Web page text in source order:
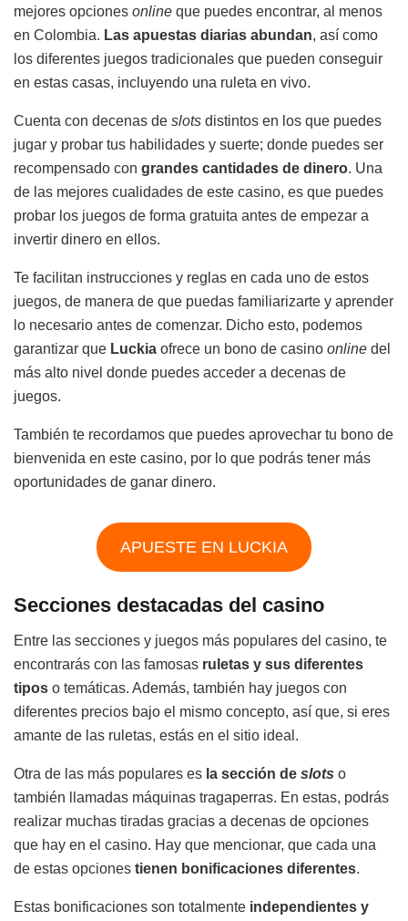
mejores opciones online que puedes encontrar, al menos
en Colombia. Las apuestas diarias abundan, así como
los diferentes juegos tradicionales que pueden conseguir
en estas casas, incluyendo una ruleta en vivo.
Cuenta con decenas de slots distintos en los que puedes
jugar y probar tus habilidades y suerte; donde puedes ser
recompensado con grandes cantidades de dinero. Una
de las mejores cualidades de este casino, es que puedes
probar los juegos de forma gratuita antes de empezar a
invertir dinero en ellos.
Te facilitan instrucciones y reglas en cada uno de estos
juegos, de manera de que puedas familiarizarte y aprender
lo necesario antes de comenzar. Dicho esto, podemos
garantizar que Luckia ofrece un bono de casino online del
más alto nivel donde puedes acceder a decenas de
juegos.
También te recordamos que puedes aprovechar tu bono de
bienvenida en este casino, por lo que podrás tener más
oportunidades de ganar dinero.
APUESTE EN LUCKIA
Secciones destacadas del casino
Entre las secciones y juegos más populares del casino, te
encontrarás con las famosas ruletas y sus diferentes
tipos o temáticas. Además, también hay juegos con
diferentes precios bajo el mismo concepto, así que, si eres
amante de las ruletas, estás en el sitio ideal.
Otra de las más populares es la sección de slots o
también llamadas máquinas tragaperras. En estas, podrás
realizar muchas tiradas gracias a decenas de opciones
que hay en el casino. Hay que mencionar, que cada una
de estas opciones tienen bonificaciones diferentes.
Estas bonificaciones son totalmente independientes y